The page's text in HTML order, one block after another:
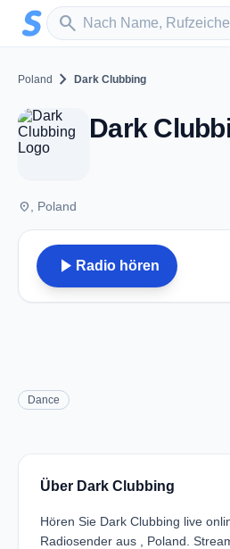
Zum Hauptinhalt springen
search
Sender suchen
Poland chevron_right Dark Clubbing
Dark
place , Poland
play_arrow Radio hören
Dance
Über Dark Clubbing
Hören Sie Dark Clubbing live
Radiosender aus , Poland.